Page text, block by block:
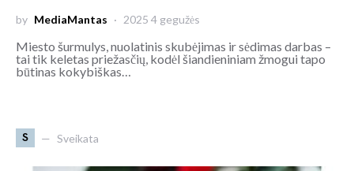
by MediaMantas 2025 4 gegužės
Miesto šurmulys, nuolatinis skubėjimas ir sėdimas darbas –
tai tik keletas priežasčių, kodėl šiandieniniam žmogui tapo
būtinas kokybiškas…
S Sveikata